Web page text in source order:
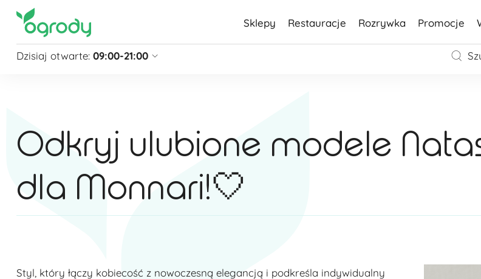
Sklepy Restauracje Rozrywka Promocje
Dzisiaj otwarte: 09:00-21:00
zobacz więcej »
Odkryj ulubione modele
dla Monnari!🤍
Styl, który łączy kobiecość z nowoczesną elegancją i podkreśla indywidualny